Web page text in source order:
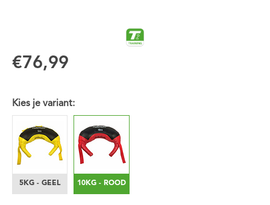
€76,99
Kies je variant:
5KG - GEEL 10KG - ROOD